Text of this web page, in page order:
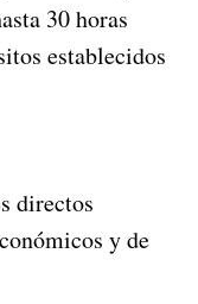
30 horas
establecidos
directos
y de